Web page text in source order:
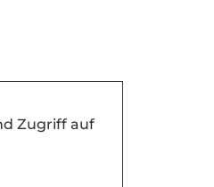
Zugriff auf